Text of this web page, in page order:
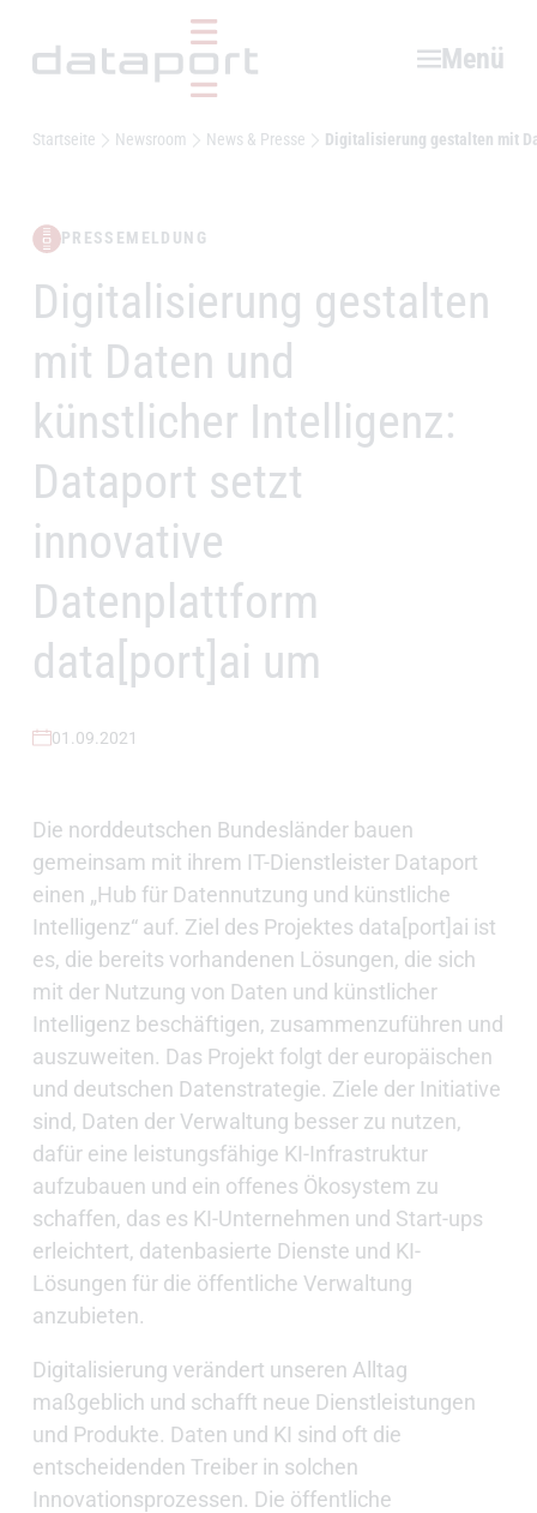
Menü
Startseite Newsroom News & Presse Digitalisierung gestalten mit
PRESSEMELDUNG
–
Digitalisierung gestalten
mit Daten und
künstlicher Intelligenz:
Dataport setzt
innovative
Datenplattform
data[port]ai um
01.09.2021
Die norddeutschen Bundesländer bauen
gemeinsam mit ihrem IT-Dienstleister Dataport
einen „Hub für Datennutzung und künstliche
Intelligenz“ auf. Ziel des Projektes data[port]ai ist
es, die bereits vorhandenen Lösungen, die sich
mit der Nutzung von Daten und künstlicher
Intelligenz beschäftigen, zusammenzuführen und
auszuweiten. Das Projekt folgt der europäischen
und deutschen Datenstrategie. Ziele der Initiative
sind, Daten der Verwaltung besser zu nutzen,
dafür eine leistungsfähige KI-Infrastruktur
aufzubauen und ein offenes Ökosystem zu
schaffen, das es KI-Unternehmen und Start-ups
erleichtert, datenbasierte Dienste und KI-
Lösungen für die öffentliche Verwaltung
anzubieten.
Digitalisierung verändert unseren Alltag
maßgeblich und schafft neue Dienstleistungen
und Produkte. Daten und KI sind oft die
entscheidenden Treiber in solchen
Innovationsprozessen. Die öffentliche